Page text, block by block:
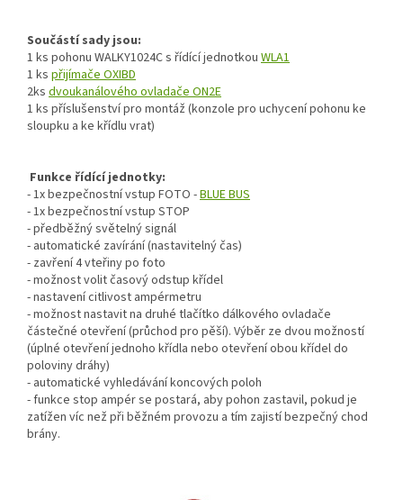
Součástí sady jsou:
1 ks pohonu WALKY1024C s řídící jednotkou WLA1
1 ks přijímače OXIBD
2ks dvoukanálového ovladače ON2E
1 ks příslušenství pro montáž (konzole pro uchycení pohonu ke
sloupku a ke křídlu vrat)
Funkce řídící jednotky:
- 1x bezpečnostní vstup FOTO -BLUE BUS
- 1x bezpečnostní vstup STOP
- předběžný světelný signál
- automatické zavírání (nastavitelný čas)
- zavření 4 vteřiny po foto
- možnost volit časový odstup křídel
- nastavení citlivost ampérmetru
- možnost nastavit na druhé tlačítko dálkového ovladače
částečné otevření (průchod pro pěší). Výběr ze dvou možností
(úplné otevření jednoho křídla nebo otevření obou křídel do
poloviny dráhy)
- automatické vyhledávání koncových poloh
- funkce stop ampér se postará, aby pohon zastavil, pokud je
zatížen víc než při běžném provozu a tím zajistí bezpečný chod
brány.